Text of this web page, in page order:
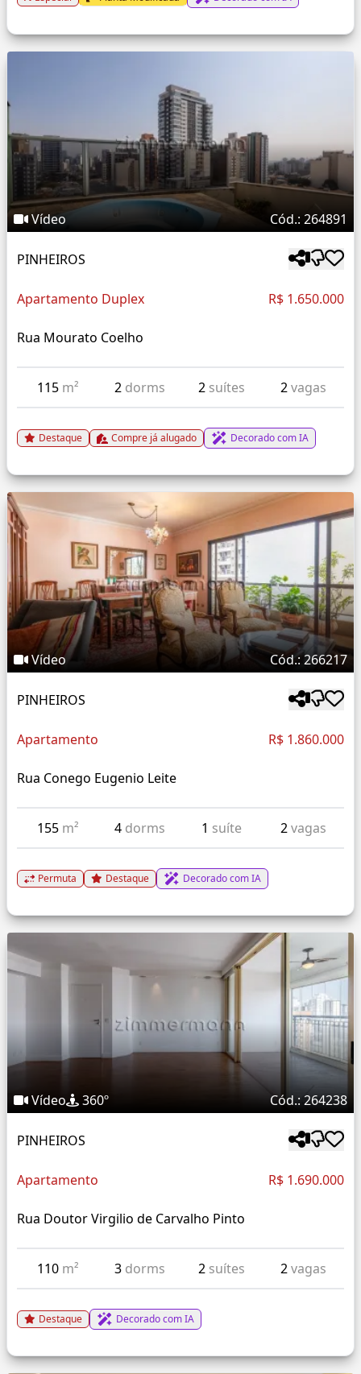
Vídeo Cód.: 264891
PINHEIROS
Apartamento Duplex R$ 1.650.000
Rua Mourato Coelho
115 m² 2 dorms 2 suítes 2vagas
Destaque Compre já alugado Decorado com IA
Vídeo Cód.: 266217
PINHEIROS
Apartamento R$ 1.860.000
Rua Conego Eugenio Leite
155 m² 4 dorms 1 suíte 2vagas
Permuta Destaque Decorado com IA
Vídeo 360º Cód.: 264238
PINHEIROS
Apartamento R$ 1.690.000
Rua Doutor Virgilio de Carvalho Pinto
110 m² 3 dorms 2 suítes 2vagas
Destaque Decorado com IA